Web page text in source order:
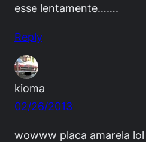
esse lentamente…….
Reply
kioma
02/26/2013
wowww placa amarela